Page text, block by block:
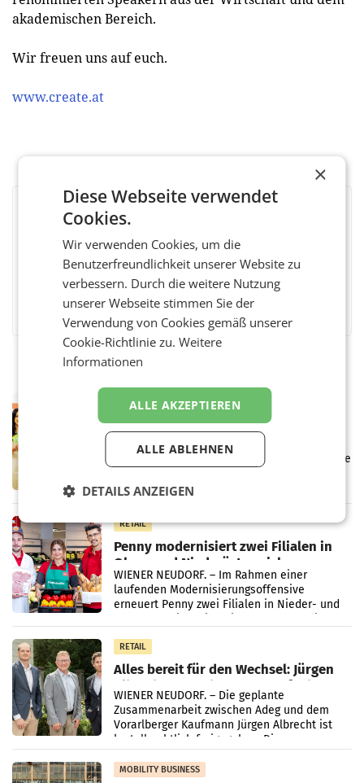
akademischen Bereich.
Wir freuen uns auf euch.
www.create.at
BEWERTEN SIE DIESEN ARTIKEL
RETAIL
Eine Bühne für Zirkularität: ARA und
Müller informieren am POS über
Kreislauffähigkeit
Über den gesamten August hinweg rücken die
Handelskonzern Müller die Initiative
RETAIL
Penny modernisiert zwei Filialen in
Ober- und Niederösterreich
WIENER NEUDORF. – Im Rahmen einer
laufenden Modernisierungsoffensive
erneuert Penny zwei Filialen in Nieder- und
RETAIL
Alles bereit für den Wechsel: Jürgen
Albrecht setzt ab 1.1.2027 auf Adeg
WIENER NEUDORF. – Die geplante
Zusammenarbeit zwischen Adeg und dem
Vorarlberger Kaufmann Jürgen Albrecht ist
kartellrechtlich freigegeben: Die
Bundeswettbewerbsbehörde und der
Bundeskartellanwalt
MOBILITY BUSINESS
×
Diese Webseite verwendet
Cookies.
Wir verwenden Cookies, um die
Benutzerfreundlichkeit unserer Website zu
verbessern. Durch die weitere Nutzung
unserer Webseite stimmen Sie der
Verwendung von Cookies gemäß unserer
Cookie-Richtlinie zu.Weitere
Informationen
ALLE AKZEPTIEREN
ALLE ABLEHNEN
DETAILS ANZEIGEN